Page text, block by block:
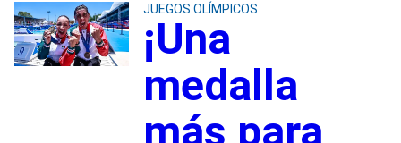
JUEGOS OLÍMPICOS
¡Una
medalla
más para